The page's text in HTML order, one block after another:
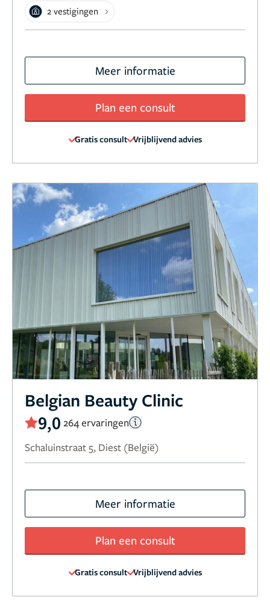
2 vestigingen
Meer informatie
Plan een consult
Gratis consult Vrijblijvend advies
Belgian Beauty Clinic
9,0 264 ervaringen
Schaluinstraat 5, Diest (België)
Meer informatie
Plan een consult
Gratis consult Vrijblijvend advies